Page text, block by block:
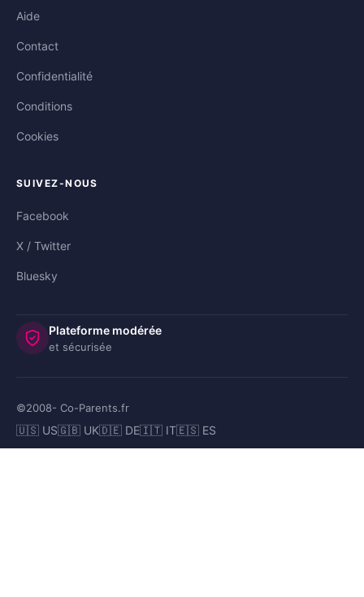
Aide
Contact
Confidentialité
Conditions
Cookies
SUIVEZ-NOUS
Facebook
X / Twitter
Bluesky
Plateforme modérée
et sécurisée
©2008- 2026Co-Parents.fr
🇺🇸 US🇬🇧 UK🇩🇪 DE🇮🇹 IT🇪🇸 ES